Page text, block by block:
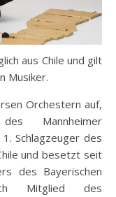
aus Chile und gilt
Musiker.
Orchestern auf,
Mannheimer
Schlagzeuger des
und besetzt seit
des Bayerischen
Mitglied des